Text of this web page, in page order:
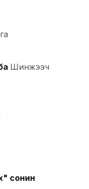
Шинжээч
сонин